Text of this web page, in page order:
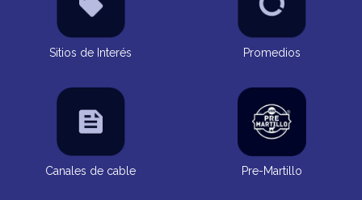
Sitios de Interés Promedios
Canales de cable Pre-Martillo